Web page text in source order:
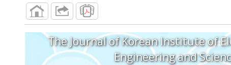
The Journal of Korean Institute of
Engineering and